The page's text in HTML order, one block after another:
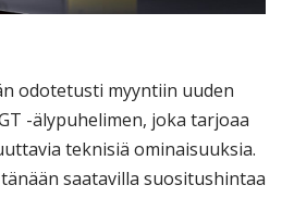
odotetusti myyntiin uuden
-älypuhelimen, joka tarjoaa
teknisiä ominaisuuksia.
saatavilla suositushintaa